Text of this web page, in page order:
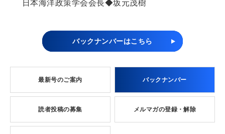
日本海洋政策学会会長◆坂元茂樹
バックナンバーはこちら
最新号のご案内 バックナンバー
読者投稿の募集 メルマガの登録・解除